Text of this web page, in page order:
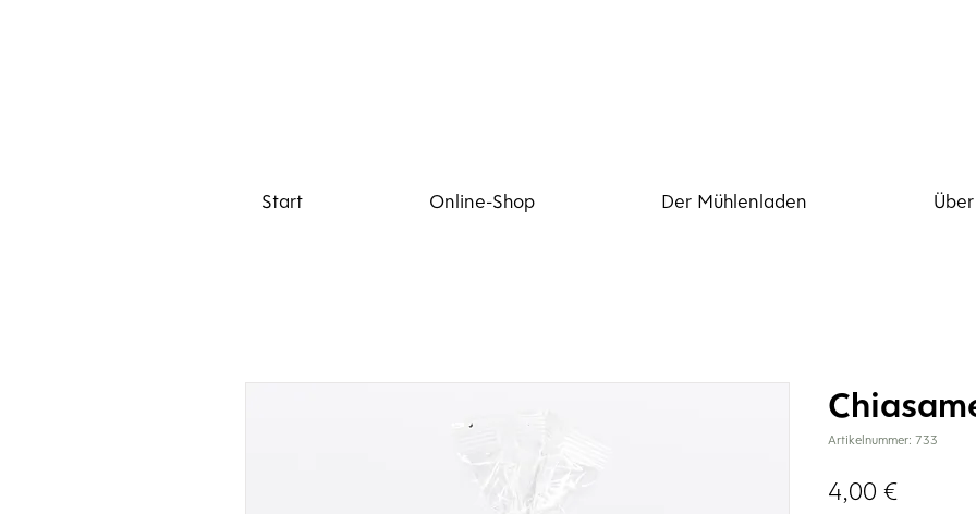
Start Online-Shop Der Mühlenladen
Artikelnummer: 733
4,00 €Preis